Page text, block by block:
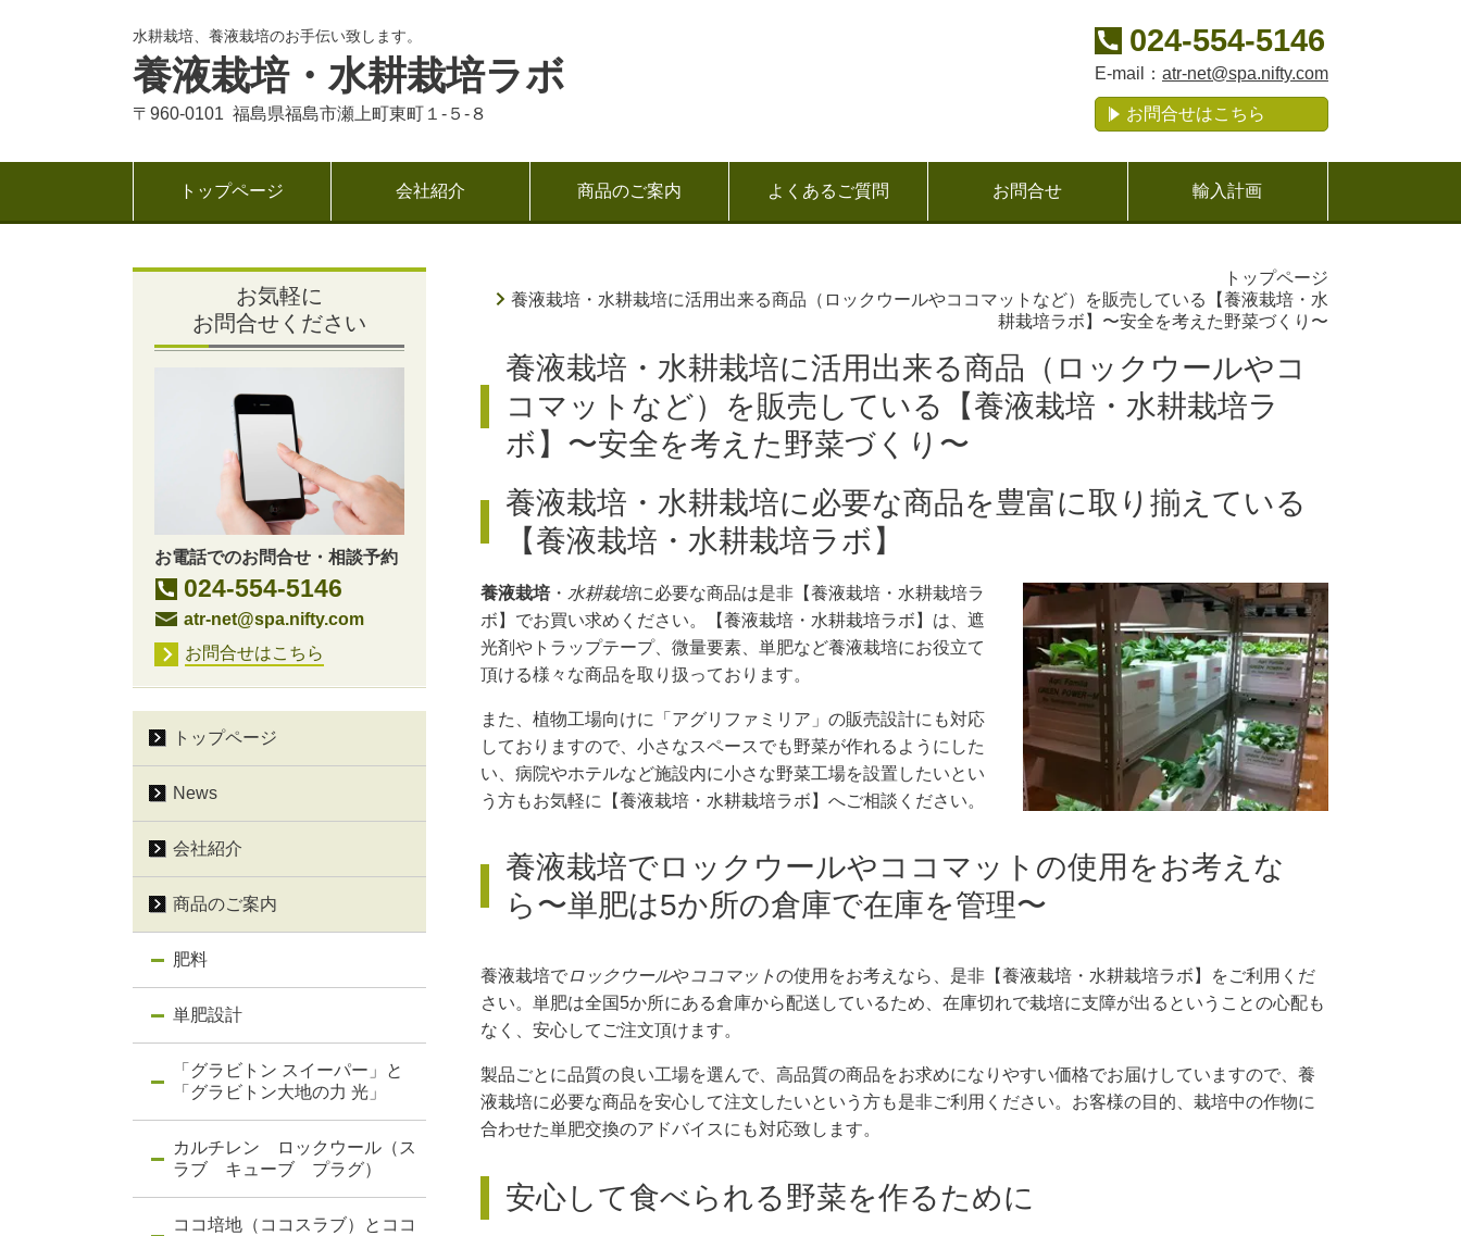
水耕栽培、養液栽培のお手伝い致します。
養液栽培・水耕栽培ラボ
〒960-0101 福島県福島市瀬上町東町１-５-８
024-554-5146
E-mail： atr-net@spa.nifty.com
お問合せはこちら
トップページ 会社紹介 商品のご案内 よくあるご質問 お問合せ 輸入計画
トップページ
養液栽培・水耕栽培に活用出来る商品（ロックウールやココマットなど）を販売している【養液栽培・水
耕栽培ラボ】〜安全を考えた野菜づくり〜
養液栽培・水耕栽培に活用出来る商品（ロックウールやコ
コマットなど）を販売している【養液栽培・水耕栽培ラ
ボ】〜安全を考えた野菜づくり〜
養液栽培・水耕栽培に必要な商品を豊富に取り揃えている
【養液栽培・水耕栽培ラボ】
養液栽培・ 水耕栽培に必要な商品は是非【養液栽培・水耕栽培ラ
ボ】でお買い求めください。【養液栽培・水耕栽培ラボ】は、遮
光剤やトラップテープ、微量要素、単肥など養液栽培にお役立て
頂ける様々な商品を取り扱っております。
また、植物工場向けに「アグリファミリア」の販売設計にも対応
しておりますので、小さなスペースでも野菜が作れるようにした
い、病院やホテルなど施設内に小さな野菜工場を設置したいとい
う方もお気軽に【養液栽培・水耕栽培ラボ】へご相談ください。
養液栽培でロックウールやココマットの使用をお考えな
ら〜単肥は5か所の倉庫で在庫を管理〜
養液栽培でロックウールやココマットの使用をお考えなら、是非【養液栽培・水耕栽培ラボ】をご利用くだ
さい。単肥は全国5か所にある倉庫から配送しているため、在庫切れで栽培に支障が出るということの心配も
なく、安心してご注文頂けます。
製品ごとに品質の良い工場を選んで、高品質の商品をお求めになりやすい価格でお届けしていますので、養
液栽培に必要な商品を安心して注文したいという方も是非ご利用ください。お客様の目的、栽培中の作物に
合わせた単肥交換のアドバイスにも対応致します。
安心して食べられる野菜を作るために
お気軽に
お問合せください
お電話でのお問合せ・相談予約
024-554-5146
atr-net@spa.nifty.com
お問合せはこちら
トップページ
News
会社紹介
商品のご案内
肥料
単肥設計
「グラビトン スイーパー」と
「グラビトン大地の力 光」
カルチレン ロックウール（ス
ラブ キューブ プラグ）
ココ培地（ココスラブ）とココ